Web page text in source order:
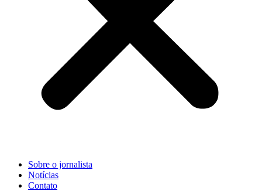
Sobre o jornalista
Notícias
Contato